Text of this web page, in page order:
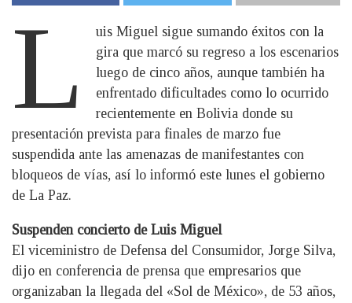
L
uis Miguel sigue sumando éxitos con la
gira que marcó su regreso a los escenarios
luego de cinco años, aunque también ha
enfrentado dificultades como lo ocurrido
recientemente en Bolivia donde su
presentación prevista para finales de marzo fue
suspendida ante las amenazas de manifestantes con
bloqueos de vías, así lo informó este lunes el gobierno
de La Paz.
Suspenden concierto de Luis Miguel
El viceministro de Defensa del Consumidor, Jorge Silva,
dijo en conferencia de prensa que empresarios que
organizaban la llegada del «Sol de México», de 53 años,